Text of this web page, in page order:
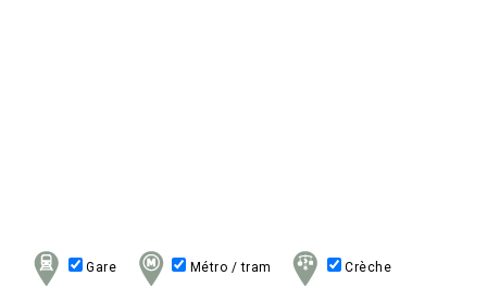
Gare Métro / tram Crèche